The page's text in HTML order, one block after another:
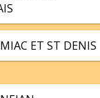
ET ST DENIS